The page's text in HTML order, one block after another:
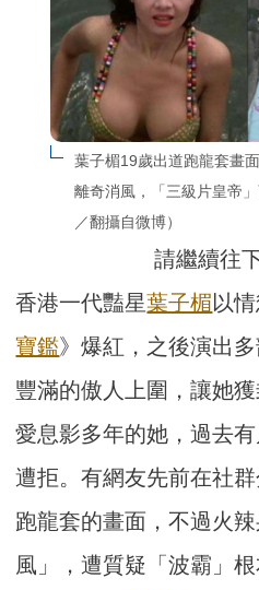
葉子楣19歲出道跑龍套畫
離奇消風，「三級片皇帝
／翻攝自微博）
請繼續往
香港一代豔星葉子楣以
寶鑑》爆紅，之後演出
豐滿的傲人上圍，讓她
愛息影多年的她，過去
遭拒。有網友先前在社
跑龍套的畫面，不過火
風」，遭質疑「波霸」